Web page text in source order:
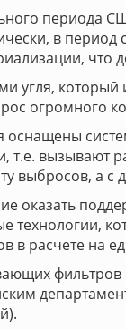
периода
в период
что
угля,
огромного
т.е. вызывают
выбросов, а с
оказать
технологии,
в расчете на
фильтров